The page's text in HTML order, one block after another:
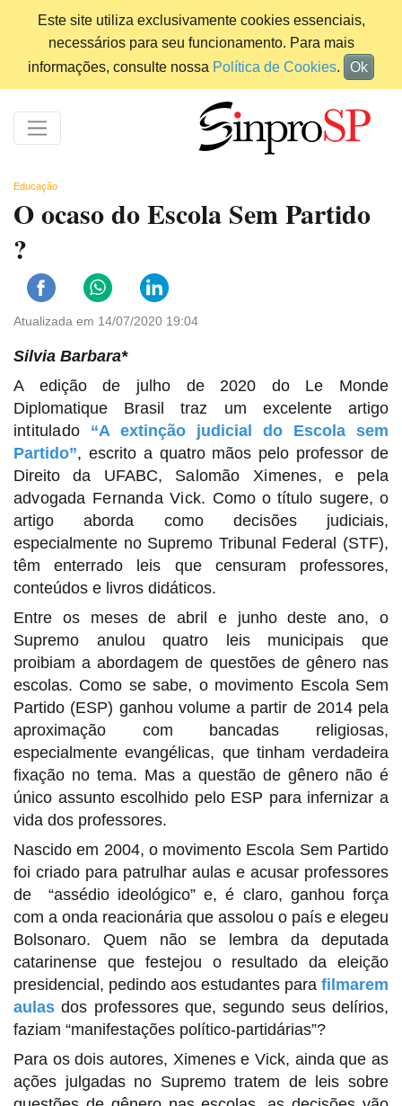
Este site utiliza exclusivamente cookies essenciais,
necessários para seu funcionamento. Para mais
informações, consulte nossa Política de Cookies. Ok
Educação
O ocaso do Escola Sem Partido
?
Atualizada em 14/07/2020 19:04
Silvia Barbara*
A edição de julho de 2020 do Le Monde
Diplomatique Brasil traz um excelente artigo
intitulado “A extinção judicial do Escola sem
Partido”, escrito a quatro mãos pelo professor de
Direito da UFABC, Salomão Ximenes, e pela
advogada Fernanda Vick. Como o título sugere, o
artigo aborda como decisões judiciais,
especialmente no Supremo Tribunal Federal (STF),
têm enterrado leis que censuram professores,
conteúdos e livros didáticos.
Entre os meses de abril e junho deste ano, o
Supremo anulou quatro leis municipais que
proibiam a abordagem de questões de gênero nas
escolas. Como se sabe, o movimento Escola Sem
Partido (ESP) ganhou volume a partir de 2014 pela
aproximação com bancadas religiosas,
especialmente evangélicas, que tinham verdadeira
fixação no tema. Mas a questão de gênero não é
único assunto escolhido pelo ESP para infernizar a
vida dos professores.
Nascido em 2004, o movimento Escola Sem Partido
foi criado para patrulhar aulas e acusar professores
de “assédio ideológico” e, é claro, ganhou força
com a onda reacionária que assolou o país e elegeu
Bolsonaro. Quem não se lembra da deputada
catarinense que festejou o resultado da eleição
presidencial, pedindo aos estudantes para filmarem
aulas dos professores que, segundo seus delírios,
faziam “manifestações político-partidárias”?
Para os dois autores, Ximenes e Vick, ainda que as
ações julgadas no Supremo tratem de leis sobre